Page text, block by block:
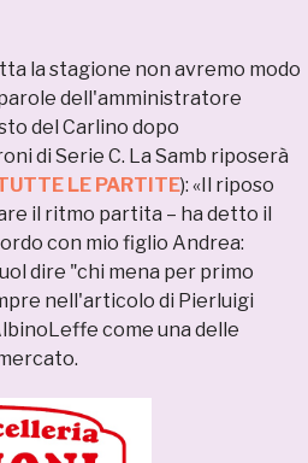
la stagione non avremo modo
dell'amministratore
del Carlino dopo
di Serie C. La Samb riposerà
LE PARTITE): «Il riposo
il ritmo partita – ha detto il
con mio figlio Andrea:
dire "chi mena per primo
nell'articolo di Pierluigi
come una delle